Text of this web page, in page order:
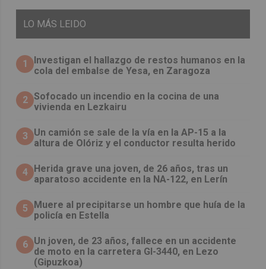
LO MÁS LEIDO
1
Investigan el hallazgo de restos humanos en la
cola del embalse de Yesa, en Zaragoza
2 Sofocado un incendio en la cocina de una
vivienda en Lezkairu
3
Un camión se sale de la vía en la AP-15 a la
altura de Olóriz y el conductor resulta herido
4
Herida grave una joven, de 26 años, tras un
aparatoso accidente en la NA-122, en Lerín
5
Muere al precipitarse un hombre que huía de la
policía en Estella
6 Un joven, de 23 años, fallece en un accidente
de moto en la carretera GI-3440, en Lezo
(Gipuzkoa)